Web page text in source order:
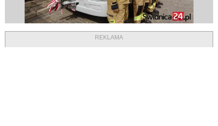
REKLAMA